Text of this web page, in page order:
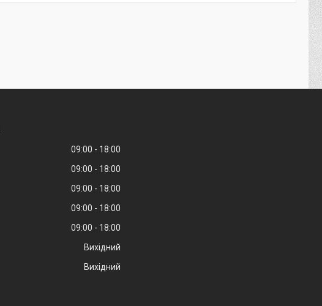
09:00
18:00
09:00
18:00
09:00
18:00
09:00
18:00
09:00
18:00
Вихідний
Вихідний